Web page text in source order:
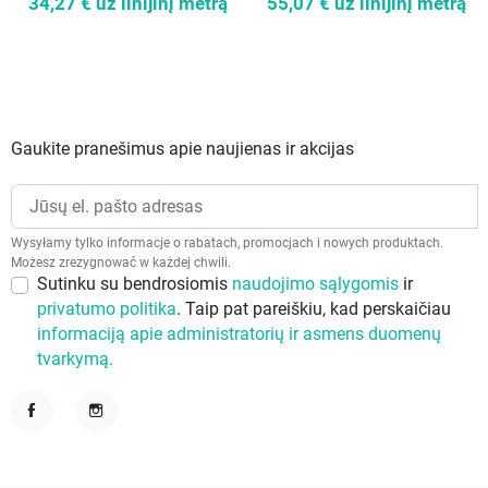
Gaukite pranešimus apie naujienas ir akcijas
Wysyłamy tylko informacje o rabatach, promocjach i nowych produktach.
Możesz zrezygnować w każdej chwili.
Sutinku su bendrosiomis naudojimo sąlygomis ir
privatumo politika. Taip pat pareiškiu, kad perskaičiau
informaciją apie administratorių ir asmens duomenų
tvarkymą.